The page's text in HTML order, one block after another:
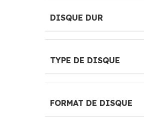
DISQUE DUR
TYPE DE DISQUE
FORMAT DE DISQUE